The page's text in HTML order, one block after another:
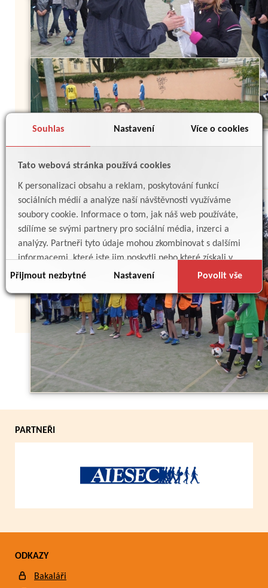
Souhlas Nastavení Více o cookies
Tato webová stránka používá cookies
K personalizaci obsahu a reklam, poskytování funkcí
sociálních médií a analýze naší návštěvnosti využíváme
soubory cookie. Informace o tom, jak náš web používáte,
sdílíme se svými partnery pro sociální média, inzerci a
analýzy. Partneři tyto údaje mohou zkombinovat s dalšími
informacemi, které jste jim poskytli nebo které získali v
důsledku toho, že používáte jejich služby.
Přijmout nezbytné Nastavení Povolit vše
Zpět
PARTNEŘI
ODKAZY
Bakaláři